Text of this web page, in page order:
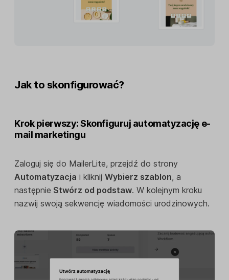
Jak to skonfigurować?
Krok pierwszy: Skonfiguruj automatyzację e-
mail marketingu
Zaloguj się do MailerLite, przejdź do strony
Automatyzacja i kliknij Wybierz szablon, a
następnie Stwórz od podstaw. W kolejnym kroku
nazwij swoją sekwencję wiadomości urodzinowych.